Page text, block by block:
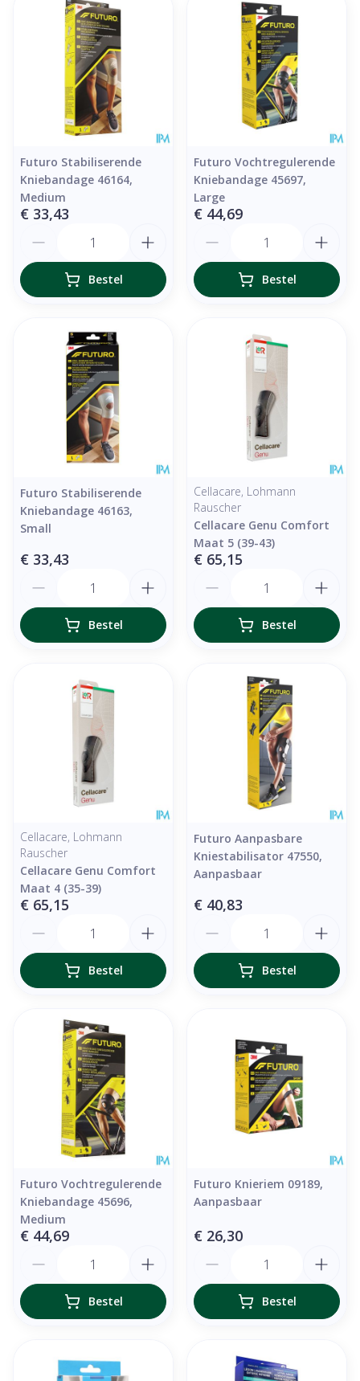
Futuro Stabiliserende
Kniebandage 46164,
Medium
€ 33,43
Bestel
Futuro Vochtregulerende
Kniebandage 45697,
Large
€ 44,69
Bestel
Futuro Stabiliserende
Kniebandage 46163,
Small
€ 33,43
Bestel
Cellacare, Lohmann
Rauscher
Cellacare Genu Comfort
Maat 5 (39-43)
€ 65,15
Bestel
Cellacare, Lohmann
Rauscher
Cellacare Genu Comfort
Maat 4 (35-39)
€ 65,15
Bestel
Futuro Aanpasbare
Kniestabilisator 47550,
Aanpasbaar
€ 40,83
Bestel
Futuro Vochtregulerende
Kniebandage 45696,
Medium
€ 44,69
Bestel
Futuro Knieriem 09189,
Aanpasbaar
€ 26,30
Bestel